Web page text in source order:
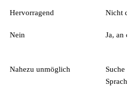
Hervorragend Nicht
Nein Ja, an
Nahezu unmöglich
Suche